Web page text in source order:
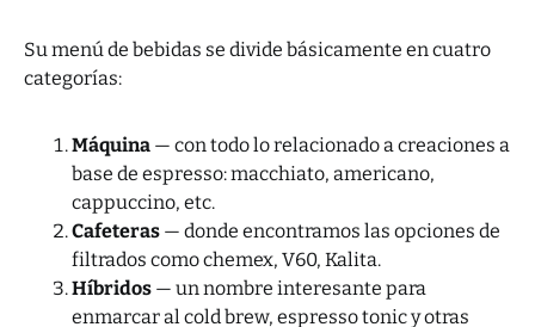
Su menú de bebidas se divide básicamente en cuatro
categorías:
Máquina — con todo lo relacionado a creaciones a
base de espresso: macchiato, americano,
cappuccino, etc.
Cafeteras — donde encontramos las opciones de
filtrados como chemex, V60, Kalita.
Híbridos — un nombre interesante para
enmarcar al cold brew, espresso tonic y otras